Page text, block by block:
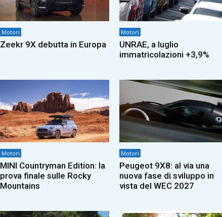
Motori
Zeekr 9X debutta in Europa
Motori
UNRAE, a luglio
immatricolazioni +3,9%
Motori
MINI Countryman Edition: la
prova finale sulle Rocky
Mountains
Motori
Peugeot 9X8: al via una
nuova fase di sviluppo in
vista del WEC 2027